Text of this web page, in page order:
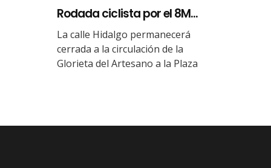
Rodada ciclista por el 8M...
La calle Hidalgo permanecerá
cerrada a la circulación de la
Glorieta del Artesano a la Plaza